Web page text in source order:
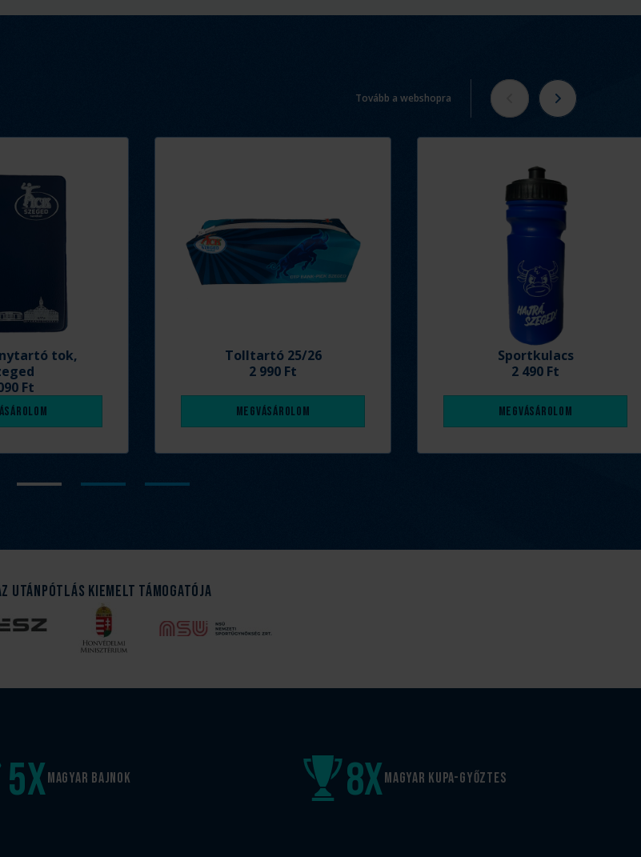
Tovább a webshopra
tok,
Ft
Tolltartó 25/26
2 990 Ft
Megvásárolom
Sportkulacs
2 490 Ft
Megvásárolom
Utánpótlás kiemelt támogatója
Magyar bajnok
5x Magyar kupa-győztes
8x